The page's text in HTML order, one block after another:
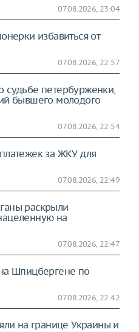
07.08.2026, 23:04
избавиться от
07.08.2026, 22:57
судьбе петербурженки,
бывшего молодого
07.08.2026, 22:54
за ЖКУ для
07.08.2026, 22:49
раскрыли
на
07.08.2026, 22:47
Шпицбергене по
07.08.2026, 22:42
на границе Украины и